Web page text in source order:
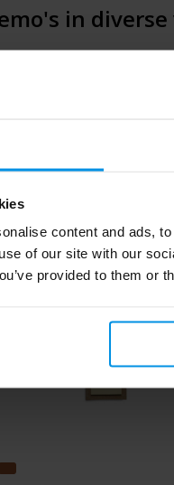
content and ads,
of our site with our
provided to them or
in